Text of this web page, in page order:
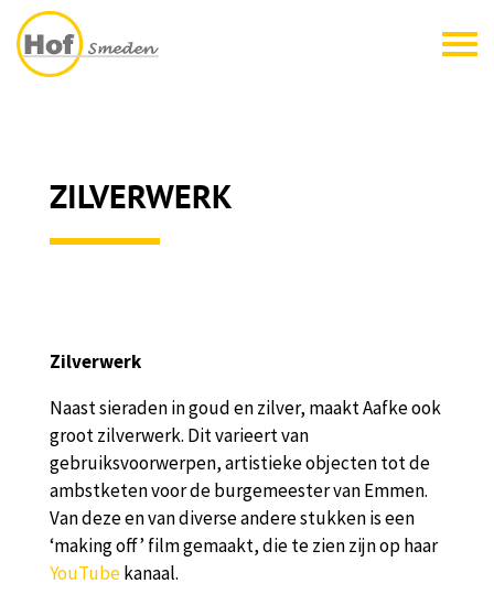
ZILVERWERK
Zilverwerk
Naast sieraden in goud en zilver, maakt Aafke ook
groot zilverwerk. Dit varieert van
gebruiksvoorwerpen, artistieke objecten tot de
ambstketen voor de burgemeester van Emmen.
Van deze en van diverse andere stukken is een
‘making off’ film gemaakt, die te zien zijn op haar
YouTubekanaal.